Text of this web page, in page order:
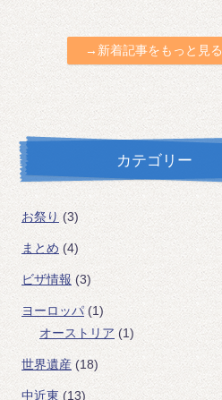
→新着記事をもっと見る
カテゴリー
お祭り (3)
まとめ (4)
ビザ情報 (3)
ヨーロッパ (1)
オーストリア (1)
世界遺産 (18)
中近東 (13)